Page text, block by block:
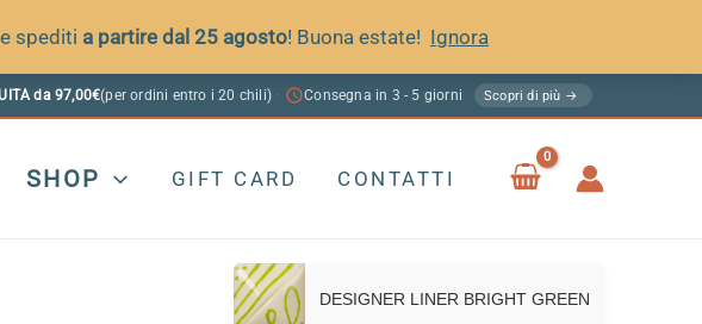
spediti a partire dal 25 agosto! Buona estate! Ignora
da 97,00€(per ordini entro i 20 chili) · Consegna in 3 - 5 giorni Scopri di più →
SHOP GIFT CARD CONTATTI
DESIGNER LINER BRIGHT GREEN